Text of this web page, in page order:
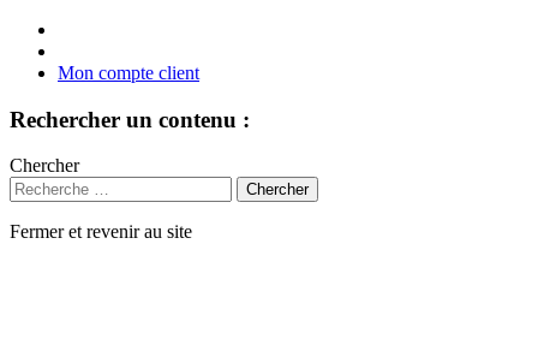
Mon compte client
Rechercher un contenu :
Chercher
Fermer et revenir au site